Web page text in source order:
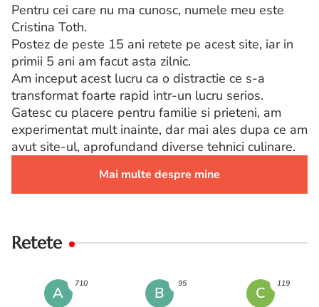
Pentru cei care nu ma cunosc, numele meu este
Cristina Toth.
Postez de peste 15 ani retete pe acest site, iar in
primii 5 ani am facut asta zilnic.
Am inceput acest lucru ca o distractie ce s-a
transformat foarte rapid intr-un lucru serios.
Gatesc cu placere pentru familie si prieteni, am
experimentat mult inainte, dar mai ales dupa ce am
avut site-ul, aprofundand diverse tehnici culinare.
Mai multe despre mine
Retete
A
710
B
95
C
119